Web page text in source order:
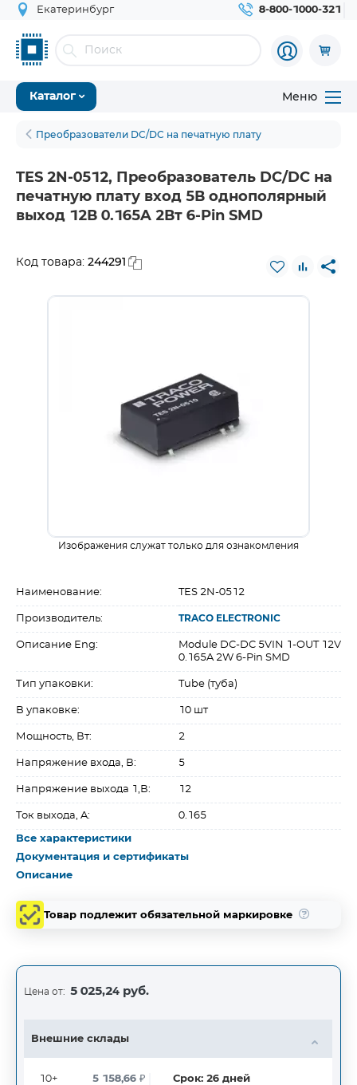
Екатеринбург 8-800-1000-321
Каталог Меню
Преобразователи DC/DC на печатную плату
TES 2N-0512, Преобразователь DC/DC на
печатную плату вход 5В однополярный
выход 12В 0.165A 2Вт 6-Pin SMD
Код товара: 244291
Изображения служат только для ознакомления
Наименование: TES 2N-0512
Производитель: TRACO ELECTRONIC
Описание Eng:
Module DC-DC 5VIN 1-OUT 12V
0.165A 2W 6-Pin SMD
Тип упаковки: Tube (туба)
В упаковке: 10 шт
Мощность, Вт: 2
Напряжение входа, В: 5
Напряжение выхода 1,В: 12
Ток выхода, A: 0.165
Все характеристики
Документация и сертификаты
Описание
Товар подлежит обязательной маркировке
Цена от: 5 025,24 руб.
Внешние склады
10+
5 158,66₽
Срок:26дней